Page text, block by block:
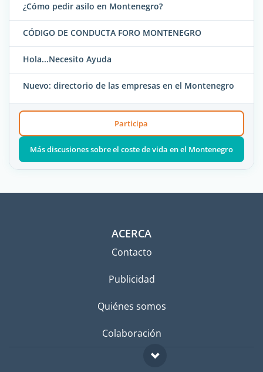
¿Cómo pedir asilo en Montenegro?
CÓDIGO DE CONDUCTA FORO MONTENEGRO
Hola...Necesito Ayuda
Nuevo: directorio de las empresas en el Montenegro
Participa
Más discusiones sobre el coste de vida en el Montenegro
ACERCA
Contacto
Publicidad
Quiénes somos
Colaboración